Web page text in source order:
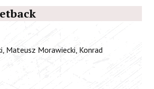
Mateusz Morawiecki, Konrad